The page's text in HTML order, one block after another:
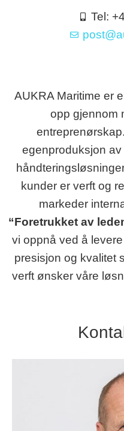
Tel:
AUKRA Maritime er
opp gjennom
egenproduksjon
kunder er verft og
markeder
“Foretrukket av
vi oppnå ved å
presisjon og kvalitet
verft ønsker våre